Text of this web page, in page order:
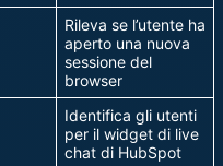
Rileva se l’utente ha
aperto una nuova
sessione del
browser
Identifica gli utenti
per il widget di live
chat di HubSpot